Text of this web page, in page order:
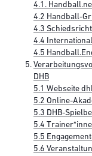
4.1.
4.2 Handball-
4.3
4.4
4.5
DHB
5.1 Webseite
5.2 Online-
5.3 DHB-
5.4
5.5
5.6